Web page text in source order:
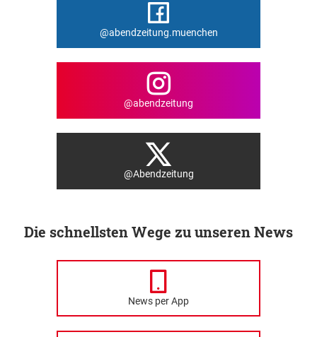
@abendzeitung.muenchen
@abendzeitung
@Abendzeitung
Die schnellsten Wege zu unseren News
News per App